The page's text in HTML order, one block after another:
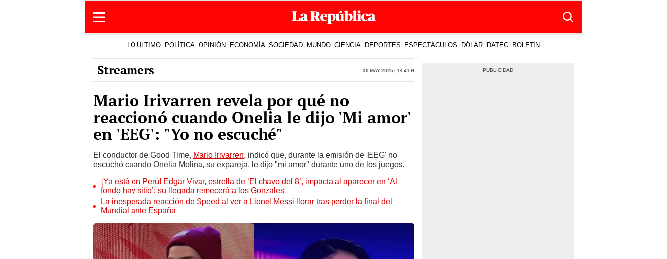
LO ÚLTIMO POLÍTICA OPINIÓN ECONOMÍA SOCIEDAD MUNDO CIENCIA DEPORTES ESPECTÁCULOS DÓLAR DATEC BOLETÍN
Streamers 30 May 2025 | 18:41 h
Mario Irivarren revela por qué no
reaccionó cuando Onelia le dijo 'Mi amor'
en 'EEG': "Yo no escuché"
El conductor de Good Time, Mario Irivarren, indicó que, durante la emisión de 'EEG' no
escuchó cuando Onelia Molina, su expareja, le dijo "mi amor" durante uno de los juegos.
¡Ya está en Perú! Edgar Vivar, estrella de ‘El chavo del 8’, impacta al aparecer en ‘Al
fondo hay sitio’: su llegada remecerá a los Gonzales
La inesperada reacción de Speed al ver a Lionel Messi llorar tras perder la final del
Mundial ante España